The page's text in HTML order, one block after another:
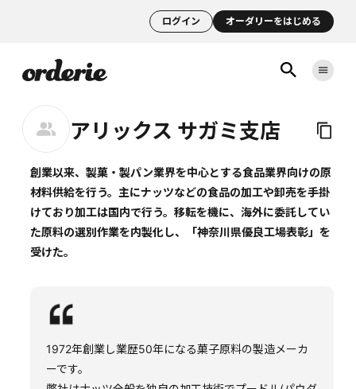
ログイン オーダリーをはじめる
アリックス サガミ支店
創業以来、製菓・製パン業界を中心とする食品業界向けの原
材料供給を行う。主にナッツなどの食品の加工や卸売を手掛
けており加工は国内で行う。移転を機に、海外に委託してい
た原料の選別作業を内製化し、「神奈川県優良工場表彰」を
受けた。
1972年創業し業歴50年になる菓子原料の製造メーカ
ーです。